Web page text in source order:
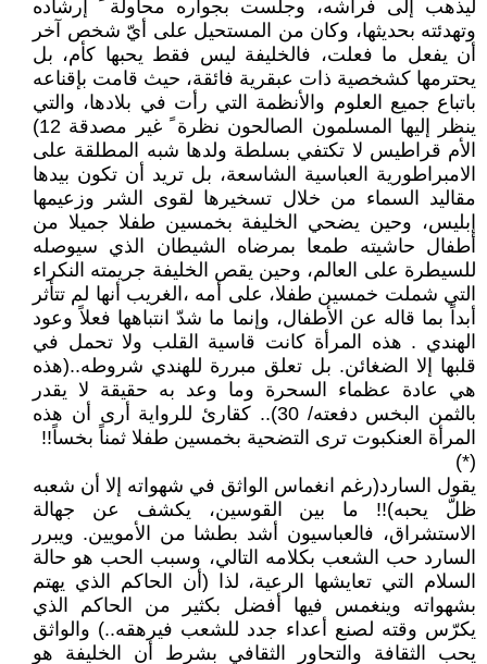
ليذهب إلى فراشه، وجلست بجواره محاولة ً إرشاده
وتهدئته بحديثها، وكان من المستحيل على أيّ شخص آخر
أن يفعل ما فعلت، فالخليفة ليس فقط يحبها كأم، بل
يحترمها كشخصية ذات عبقرية فائقة، حيث قامت بإقناعه
باتباع جميع العلوم والأنظمة التي رأت في بلادها، والتي
ينظر إليها المسلمون الصالحون نظرة ً غير مصدقة 12)
الأم قراطيس لا تكتفي بسلطة ولدها شبه المطلقة على
الامبراطورية العباسية الشاسعة، بل تريد أن تكون بيدها
مقاليد السماء من خلال تسخيرها لقوى الشر وزعيمها
إبليس، وحين يضحي الخليفة بخمسين طفلا جميلا من
أطفال حاشيته طمعا بمرضاه الشيطان الذي سيوصله
للسيطرة على العالم، وحين يقص الخليفة جريمته النكراء
التي شملت خمسين طفلا، على أمه ،الغريب أنها لم تتأثر
أبداً بما قاله عن الأطفال، وإنما ما شدّ انتباهها فعلاً وعود
الهندي . هذه المرأة كانت قاسية القلب ولا تحمل في
قلبها إلا الضغائن. بل تعلق مبررة للهندي شروطه..(هذه
هي عادة عظماء السحرة وما وعد به حقيقة لا يقدر
بالثمن البخس دفعته/ 30).. كقارئ للرواية أرى أن هذه
المرأة العنكبوت ترى التضحية بخمسين طفلا ثمناً بخساً!!
(*)
يقول السارد(رغم انغماس الواثق في شهواته إلا أن شعبه
ظلّ يحبه)!! ما بين القوسين، يكشف عن جهالة
الاستشراق، فالعباسيون أشد بطشا من الأمويين. ويبرر
السارد حب الشعب بكلامه التالي، وسبب الحب هو حالة
السلام التي تعايشها الرعية، لذا (أن الحاكم الذي يهتم
بشهواته وينغمس فيها أفضل بكثير من الحاكم الذي
يكرّس وقته لصنع أعداء جدد للشعب فيرهقه..) والواثق
يحب الثقافة والتحاور الثقافي بشرط أن الخليفة هو